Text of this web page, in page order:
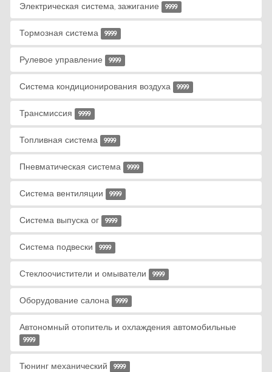
Электрическая система, зажигание 9999
Тормозная система 9999
Рулевое управление 9999
Система кондиционирования воздуха 9999
Трансмиссия 9999
Топливная система 9999
Пневматическая система 9999
Система вентиляции 9999
Система выпуска ог 9999
Система подвески 9999
Стеклоочистители и омыватели 9999
Оборудование салона 9999
Автономный отопитель и охлаждения автомобильные
9999
Тюнинг механический 9999